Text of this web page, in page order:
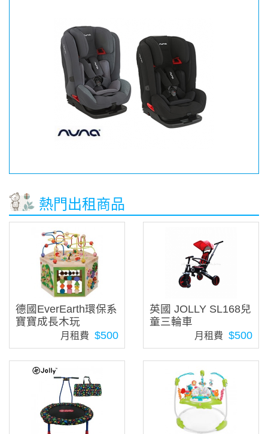
熱門出租商品
德國EverEarth環保系
寶寶成長木玩
月租費 $500
英國 JOLLY SL168兒
童三輪車
月租費 $500